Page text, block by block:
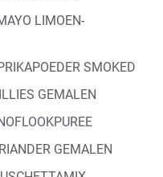
LIMOEN-
SMOKED
GEMALEN
GEMALEN